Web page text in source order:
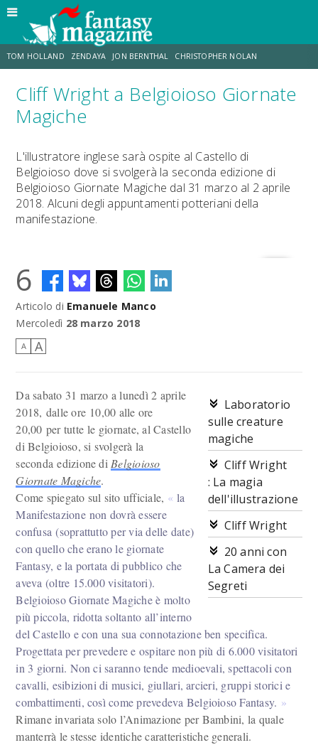
TOM HOLLAND ZENDAYA JON BERNTHAL CHRISTOPHER NOLAN
STRANIMONDI LUCCA COMICS & GAMES ODISSEA CHRIS MCKENNA
Cliff Wright a Belgioioso Giornate
Magiche
L'illustratore inglese sarà ospite al Castello di
Belgioioso dove si svolgerà la seconda edizione di
Belgioioso Giornate Magiche dal 31 marzo al 2 aprile
2018. Alcuni degli appuntamenti potteriani della
manifestazione.
6
Articolo di Emanuele Manco
Mercoledì 28 marzo 2018
A A
Laboratorio
sulle creature
magiche
Cliff Wright
: La magia
dell'illustrazione
Cliff Wright
20 anni con
La Camera dei
Segreti
Da sabato 31 marzo a lunedì 2 aprile
2018, dalle ore 10,00 alle ore
20,00 per tutte le giornate, al Castello
di Belgioioso, si svolgerà la
seconda edizione di Belgioioso
Giornate Magiche.
Come spiegato sul sito ufficiale,
la
Manifestazione non dovrà essere
confusa (soprattutto per via delle date)
con quello che erano le giornate
Fantasy, e la portata di pubblico che
aveva (oltre 15.000 visitatori).
Belgioioso Giornate Magiche è molto
più piccola, ridotta soltanto all’interno
del Castello e con una sua connotazione ben specifica.
Progettata per prevedere e ospitare non più di 6.000 visitatori
in 3 giorni. Non ci saranno tende medioevali, spettacoli con
cavalli, esibizioni di musici, giullari, arcieri, gruppi storici e
combattimenti, così come prevedeva Belgioioso Fantasy.
Rimane invariata solo l’Animazione per Bambini, la quale
manterrà le stesse identiche caratteristiche generali.